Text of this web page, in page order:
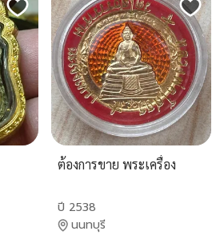
ต้องการขาย พระเครื่อง
ปี 2538
นนทบุรี